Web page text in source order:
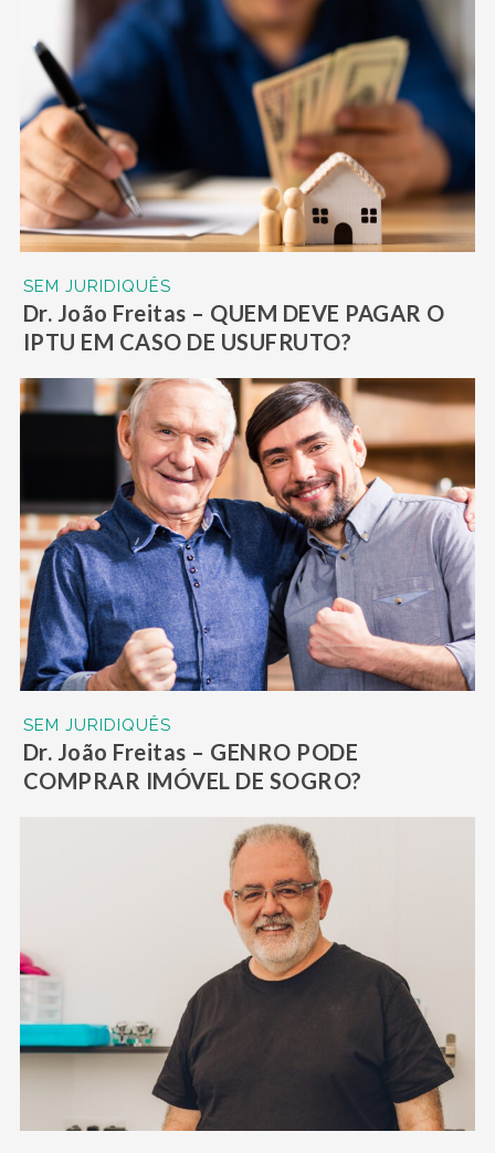
SEM JURIDIQUÊS
Dr. João Freitas – QUEM DEVE PAGAR O
IPTU EM CASO DE USUFRUTO?
SEM JURIDIQUÊS
Dr. João Freitas – GENRO PODE
COMPRAR IMÓVEL DE SOGRO?